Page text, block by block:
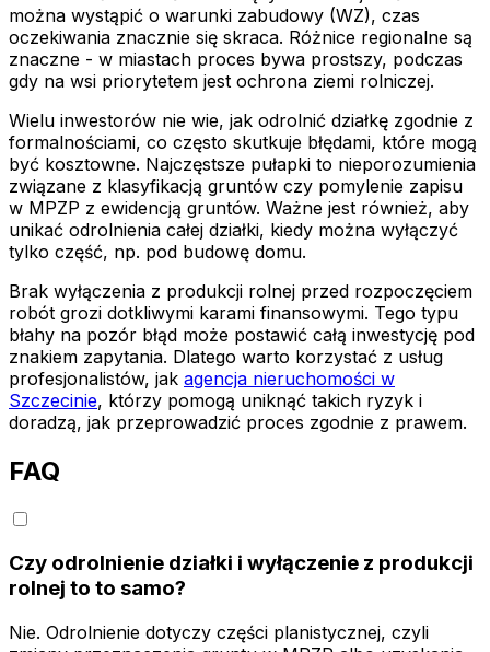
można wystąpić o warunki zabudowy (WZ), czas
oczekiwania znacznie się skraca. Różnice regionalne są
znaczne - w miastach proces bywa prostszy, podczas
gdy na wsi priorytetem jest ochrona ziemi rolniczej.
Wielu inwestorów nie wie, jak odrolnić działkę zgodnie z
formalnościami, co często skutkuje błędami, które mogą
być kosztowne. Najczęstsze pułapki to nieporozumienia
związane z klasyfikacją gruntów czy pomylenie zapisu
w MPZP z ewidencją gruntów. Ważne jest również, aby
unikać odrolnienia całej działki, kiedy można wyłączyć
tylko część, np. pod budowę domu.
Brak wyłączenia z produkcji rolnej przed rozpoczęciem
robót grozi dotkliwymi karami finansowymi. Tego typu
błahy na pozór błąd może postawić całą inwestycję pod
znakiem zapytania. Dlatego warto korzystać z usług
profesjonalistów, jak agencja nieruchomości w
Szczecinie, którzy pomogą uniknąć takich ryzyk i
doradzą, jak przeprowadzić proces zgodnie z prawem.
FAQ
Czy odrolnienie działki i wyłączenie z produkcji
rolnej to to samo?
Nie. Odrolnienie dotyczy części planistycznej, czyli